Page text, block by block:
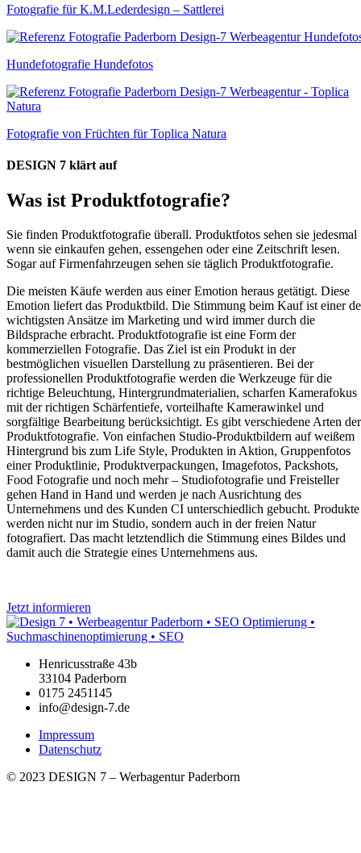
Fotografie für K.M.Lederdesign – Sattlerei
Hundefotografie Hundefotos
Fotografie von Früchten für Toplica Natura
DESIGN 7 klärt auf
Was ist Produktfotografie?
Sie finden Produktfotografie überall. Produktfotos sehen sie jedesmal
wenn sie einkaufen gehen, essengehen oder eine Zeitschrift lesen.
Sogar auf Firmenfahrzeugen sehen sie täglich Produktfotografie.
Die meisten Käufe werden aus einer Emotion heraus getätigt. Diese
Emotion liefert das Produktbild. Die Stimmung beim Kauf ist einer
wichtigsten Ansätze im Marketing und wird immer durch die
Bildsprache erbracht. Produktfotografie ist eine Form der
kommerziellen Fotografie. Das Ziel ist ein Produkt in der
bestmöglichen visuellen Darstellung zu präsentieren. Bei der
professionellen Produktfotografie werden die Werkzeuge für die
richtige Beleuchtung, Hintergrundmaterialien, scharfen Kamerafokus
mit der richtigen Schärfentiefe, vorteilhafte Kamerawinkel und
sorgfältige Bearbeitung berücksichtigt. Es gibt verschiedene Arten der
Produktfotografie. Von einfachen Studio-Produktbildern auf weißem
Hintergrund bis zum Life Style, Produkten in Aktion, Gruppenfotos
einer Produktlinie, Produktverpackungen, Imagefotos, Packshots,
Food Fotografie und noch mehr – Studiofotografie und Freisteller
gehen Hand in Hand und werden je nach Ausrichtung des
Unternehmens und des Kunden CI unterschiedlich gebucht. Produkte
werden nicht nur im Studio, sondern auch in der freien Natur
fotografiert. Das macht letztendlich die Stimmung eines Bildes und
damit auch die Strategie eines Unternehmens aus.
Jetzt informieren
Henricusstraße 43b
33104 Paderborn
0175 2451145
info@design-7.de
Impressum
Datenschutz
© 2023 DESIGN 7 – Werbagentur Paderborn